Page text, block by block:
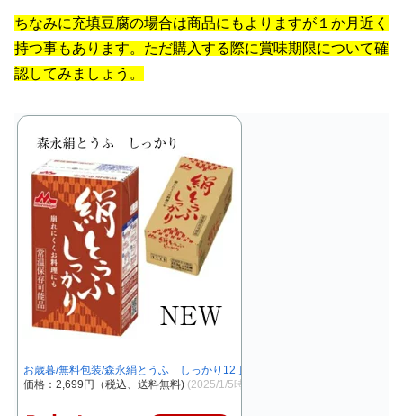
ちなみに充填豆腐の場合は商品にもよりますが１か月近く
持つ事もあります。ただ購入する際に賞味期限について確
認してみましょう。
お歳暮/無料包装/森永絹とうふ しっかり12丁入/常温保存可能/送料無料
価格：2,699円（税込、送料無料) (2025/1/5時点)